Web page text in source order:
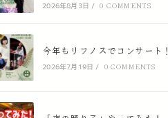
2026年8月3日 / 0 COMMENTS
今年もリフノスでコンサート！
2026年7月19日 / 0 COMMENTS